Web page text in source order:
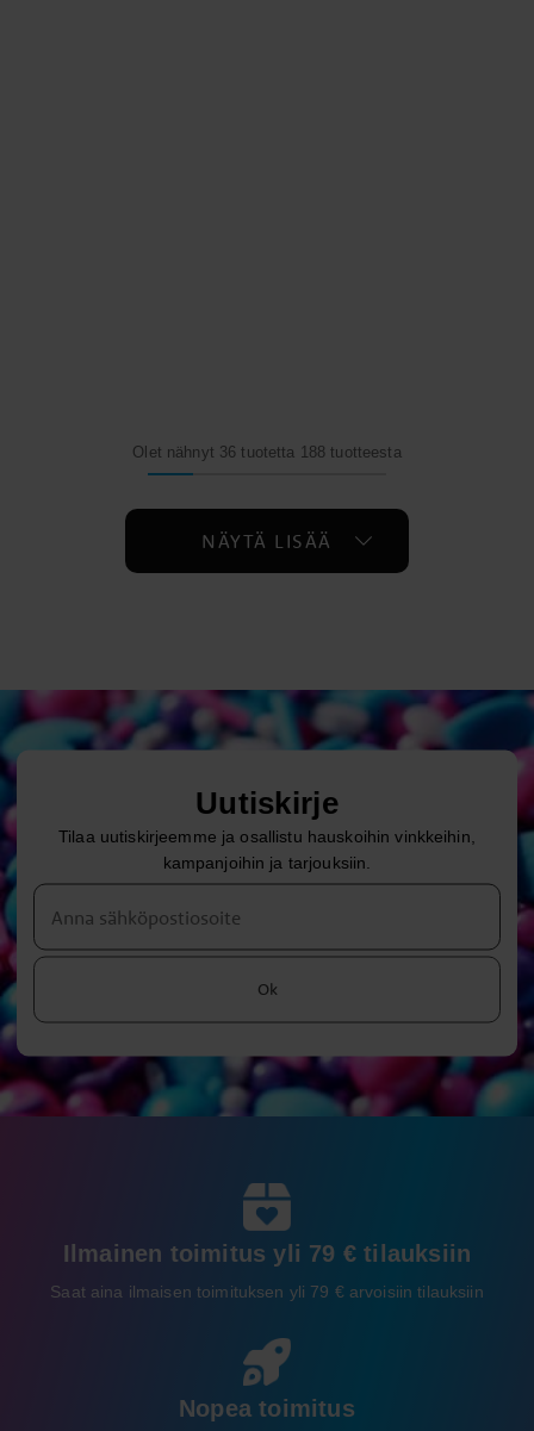
Olet nähnyt 36 tuotetta 188 tuotteesta
NÄYTÄ LISÄÄ
Uutiskirje
Tilaa uutiskirjeemme ja osallistu hauskoihin vinkkeihin,
kampanjoihin ja tarjouksiin.
Ok
Ilmainen toimitus yli 79 € tilauksiin
Saat aina ilmaisen toimituksen yli 79 € arvoisiin tilauksiin
Nopea toimitus